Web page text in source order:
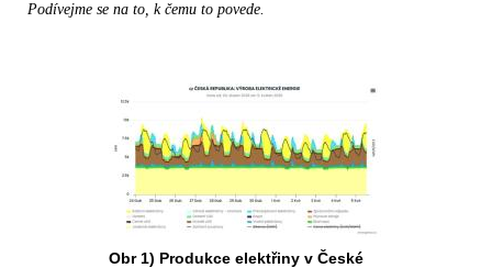
Podívejme se na to, k čemu to povede.
Obr 1) Produkce elektřiny v České